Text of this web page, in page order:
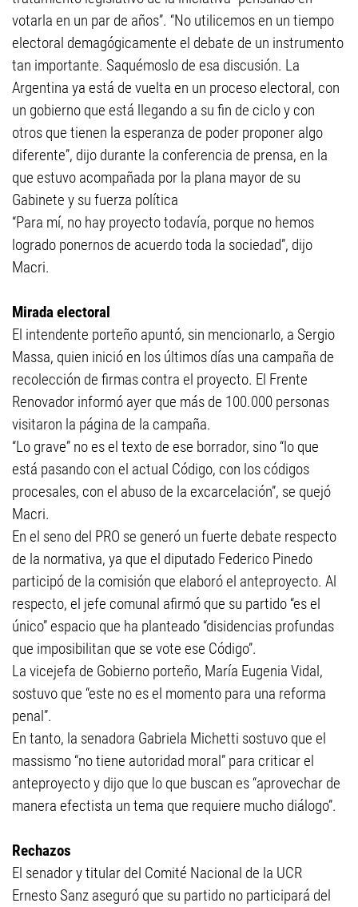
votarla en un par de años”. “No utilicemos en un tiempo
electoral demagógicamente el debate de un instrumento
tan importante. Saquémoslo de esa discusión. La
Argentina ya está de vuelta en un proceso electoral, con
un gobierno que está llegando a su fin de ciclo y con
otros que tienen la esperanza de poder proponer algo
diferente”, dijo durante la conferencia de prensa, en la
que estuvo acompañada por la plana mayor de su
Gabinete y su fuerza política
“Para mí, no hay proyecto todavía, porque no hemos
logrado ponernos de acuerdo toda la sociedad”, dijo
Macri.
Mirada electoral
El intendente porteño apuntó, sin mencionarlo, a Sergio
Massa, quien inició en los últimos días una campaña de
recolección de firmas contra el proyecto. El Frente
Renovador informó ayer que más de 100.000 personas
visitaron la página de la campaña.
“Lo grave” no es el texto de ese borrador, sino “lo que
está pasando con el actual Código, con los códigos
procesales, con el abuso de la excarcelación”, se quejó
Macri.
En el seno del PRO se generó un fuerte debate respecto
de la normativa, ya que el diputado Federico Pinedo
participó de la comisión que elaboró el anteproyecto. Al
respecto, el jefe comunal afirmó que su partido “es el
único” espacio que ha planteado “disidencias profundas
que imposibilitan que se vote ese Código”.
La vicejefa de Gobierno porteño, María Eugenia Vidal,
sostuvo que “este no es el momento para una reforma
penal”.
En tanto, la senadora Gabriela Michetti sostuvo que el
massismo “no tiene autoridad moral” para criticar el
anteproyecto y dijo que lo que buscan es “aprovechar de
manera efectista un tema que requiere mucho diálogo”.
Rechazos
El senador y titular del Comité Nacional de la UCR
Ernesto Sanz aseguró que su partido no participará del